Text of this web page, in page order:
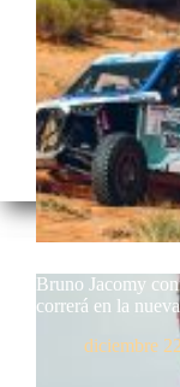
Bruno Jacomy
correrá en la
diciembre